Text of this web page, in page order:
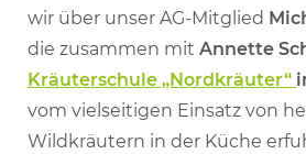
wir über unser AG-Mitglied
die zusammen mit Annette
Kräuterschule „Nordkräuter“
vom vielseitigen Einsatz von
Wildkräutern in der Küche